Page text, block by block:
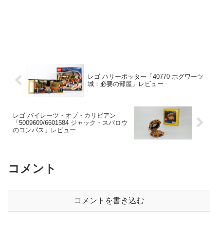
レゴ ハリーポッター「40770 ホグワーツ
城：必要の部屋」レビュー
レゴ パイレーツ・オブ・カリビアン
「5009609/6601584 ジャック・スパロウ
のコンパス」レビュー
コメント
コメントを書き込む